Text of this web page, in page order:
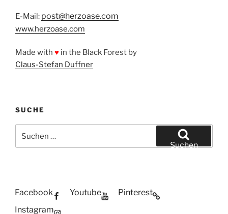
E-Mail: post@herzoase.com
www.herzoase.com
Made with ♥ in the Black Forest by
Claus-Stefan Duffner
SUCHE
nach:
Suchen
Facebook Youtube
Pinterest
Instagram